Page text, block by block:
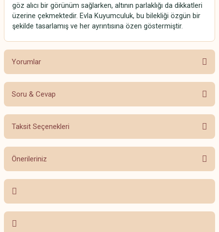
göz alıcı bir görünüm sağlarken, altının parlaklığı da dikkatleri
üzerine çekmektedir. Evla Kuyumculuk, bu bilekliği özgün bir
şekilde tasarlamış ve her ayrıntısına özen göstermiştir.
Yorumlar
Bu ürüne ilk yorumu siz yapın!
Soru & Cevap
Ürün hakkında henüz soru sorulmamış.
Taksit Seçenekleri
Önerileriniz
Bu ürünün fiyat bilgisi, resim, ürün açıklamalarında ve diğer konularda
yetersiz gördüğünüz noktaları öneri formunu kullanarak tarafımıza
iletebilirsiniz.